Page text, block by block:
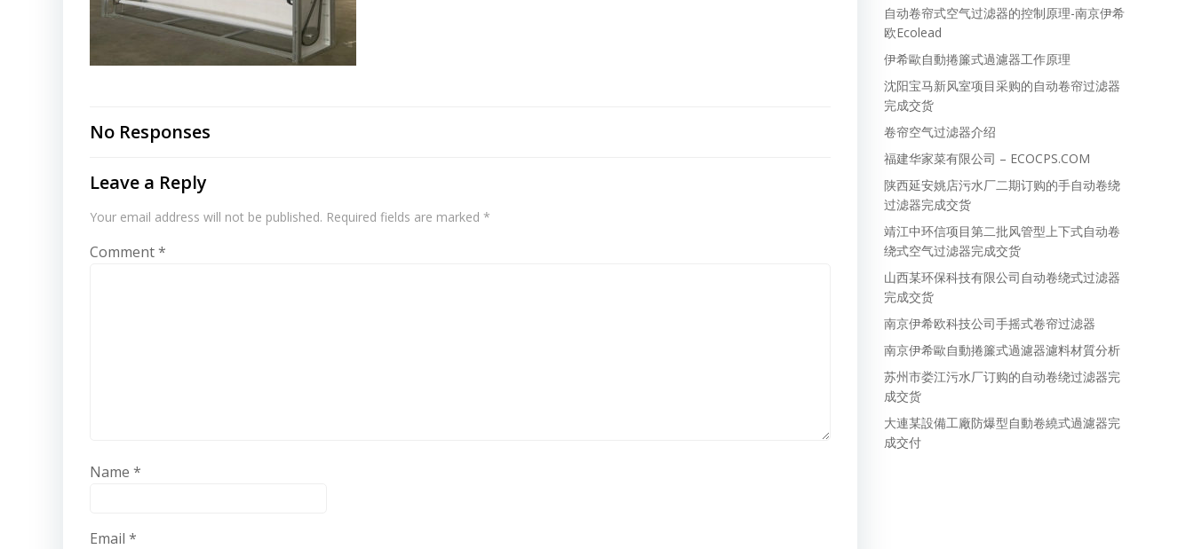
No Responses
Leave a Reply
Your email address will not be published. Required fields are marked *
Comment*
Name *
Email *
自动卷帘式空气过滤器的控制原理-南京伊希
欧Ecolead
伊希歐自動捲簾式過濾器工作原理
沈阳宝马新风室项目采购的自动卷帘过滤器
完成交货
卷帘空气过滤器介绍
福建华家菜有限公司 – ECOCPS.COM
陕西延安姚店污水厂二期订购的手自动卷绕
过滤器完成交货
靖江中环信项目第二批风管型上下式自动卷
绕式空气过滤器完成交货
山西某环保科技有限公司自动卷绕式过滤器
完成交货
南京伊希欧科技公司手摇式卷帘过滤器
南京伊希歐自動捲簾式過濾器濾料材質分析
苏州市娄江污水厂订购的自动卷绕过滤器完
成交货
大連某設備工廠防爆型自動卷繞式過濾器完
成交付